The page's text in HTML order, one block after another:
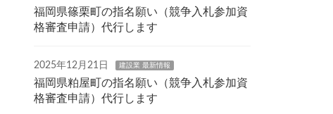
福岡県篠栗町の指名願い（競争入札参加資
格審査申請）代行します
2025年12月21日 建設業 最新情報
福岡県粕屋町の指名願い（競争入札参加資
格審査申請）代行します